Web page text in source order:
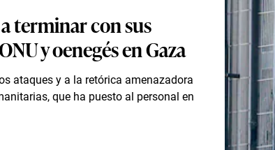
terminar con sus
y oenegés en Gaza
ataques y a la retórica amenazadora
que ha puesto al personal en